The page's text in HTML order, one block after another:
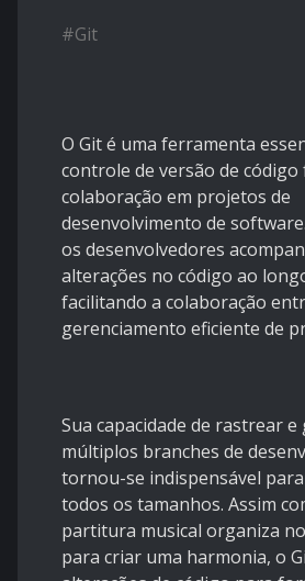
#Git
O Git é uma ferramenta
controle de versão de código
colaboração em projetos de
desenvolvimento de
os desenvolvedores
alterações no código ao
facilitando a colaboração
gerenciamento eficiente de
Sua capacidade de rastrear
múltiplos branches de
tornou-se indispensável
todos os tamanhos. Assim
partitura musical organiza
para criar uma harmonia, o